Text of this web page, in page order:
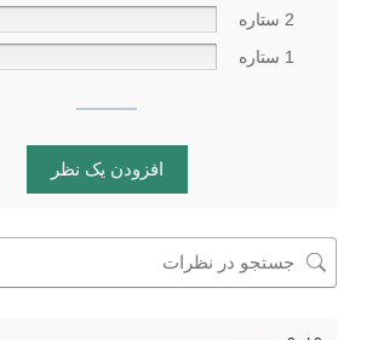
2 ستاره
1 ستاره
افزودن یک نظر